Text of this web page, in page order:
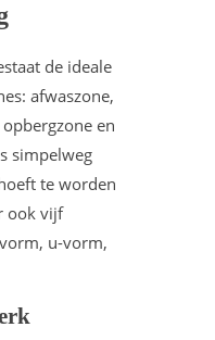
de ideale
afwaszone,
en
simpelweg
te worden
ook vijf
u-vorm,